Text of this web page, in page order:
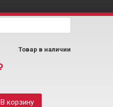
Товар в наличии
В корзину